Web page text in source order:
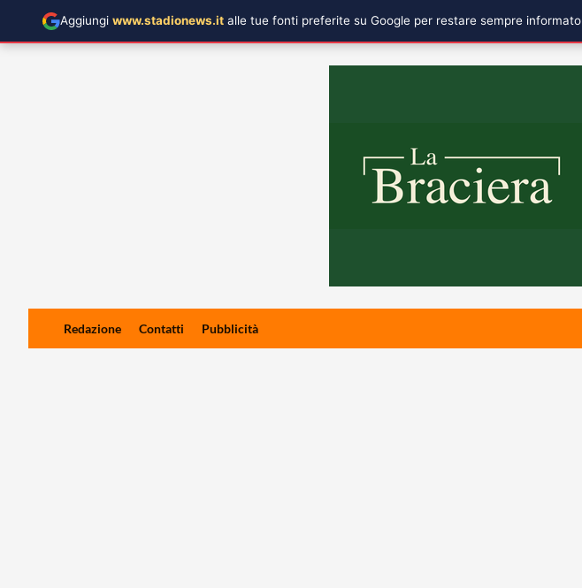
Redazione Contatti Pubblicità
Aggiungi www.stadionews.it alle tue fonti preferite su Google per restare sempre informato